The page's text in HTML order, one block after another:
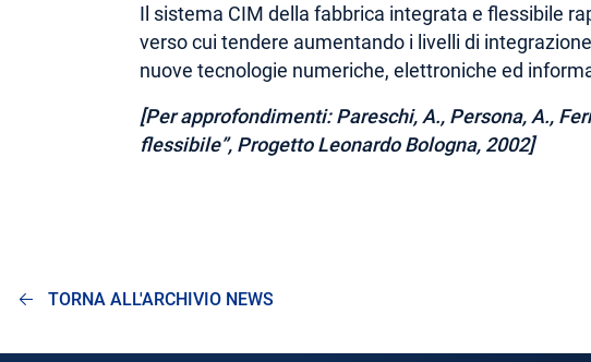
Il sistema CIM della fabbrica integrata e flessibile
verso cui tendere aumentando i livelli di
nuove tecnologie numeriche, elettroniche ed
[Per approfondimenti: Pareschi, A., Persona, A.,
flessibile”, Progetto Leonardo Bologna, 2002]
TORNA ALL'ARCHIVIO NEWS